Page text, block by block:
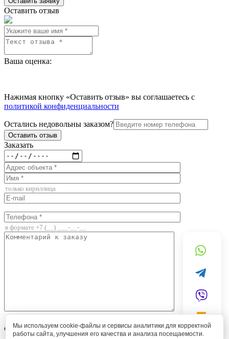
Оставить отзыв
Ваша оценка:
Нажимая кнопку «Оставить отзыв» вы соглашаетесь с
политикой конфиденциальности
Остались недовольны заказом?
Заказать
соответствии сПолитикой обработки персональных данных
Мы используем cookie-файлы и сервисы аналитики для корректной
работы сайта, улучшения его качества и анализа посещаемости.